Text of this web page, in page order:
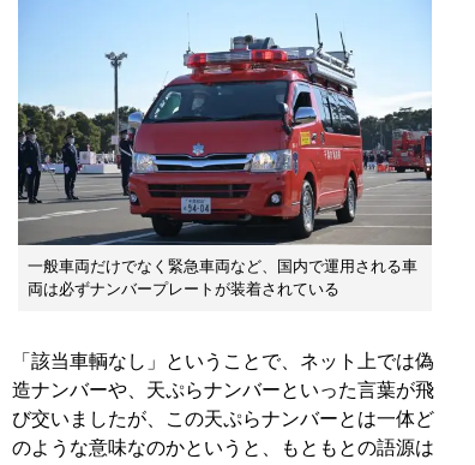
一般車両だけでなく緊急車両など、国内で運用される車
両は必ずナンバープレートが装着されている
「該当車輌なし」ということで、ネット上では偽
造ナンバーや、天ぷらナンバーといった言葉が飛
び交いましたが、この天ぷらナンバーとは一体ど
のような意味なのかというと、もともとの語源は